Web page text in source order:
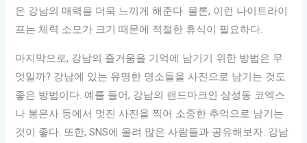
은 강남의 매력을 더욱 느끼게 해준다. 물론, 이런 나이트라이
프는 체력 소모가 크기 때문에 적절한 휴식이 필요하다.
마지막으로, 강남의 즐거움을 기억에 남기기 위한 방법은 무
엇일까? 강남에 있는 유명한 명소들을 사진으로 남기는 것도
좋은 방법이다. 예를 들어, 강남의 랜드마크인 삼성동 코엑스
나 봉은사 등에서 멋진 사진을 찍어 소중한 추억으로 남기는
것이 좋다. 또한, SNS에 올려 많은 사람들과 공유해보자. 강남